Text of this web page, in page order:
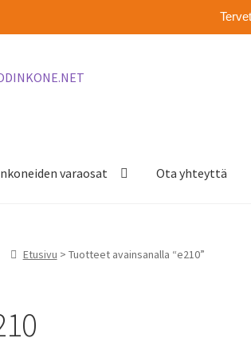
varaosat Ota yhteyttä
Etusivu > Tuotteet avainsanalla “e210”